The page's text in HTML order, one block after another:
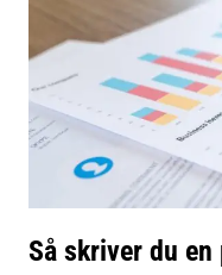
Så skriver du